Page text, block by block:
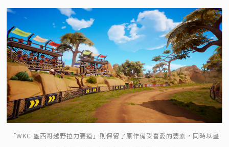
「WKC 墨西哥越野拉力賽道」則保留了原作備受喜愛的要素，同時以墨